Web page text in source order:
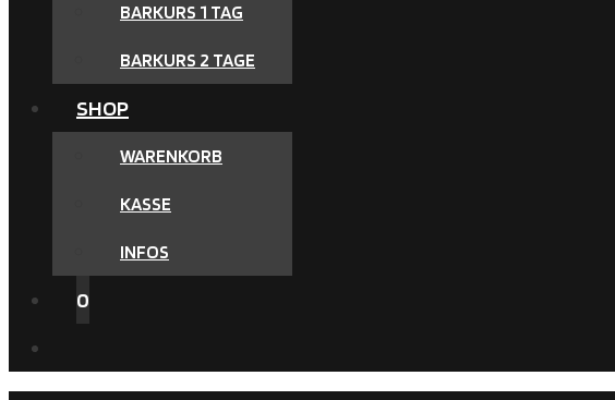
BARKURS 1 TAG
BARKURS 2 TAGE
SHOP
WARENKORB
KASSE
INFOS
0